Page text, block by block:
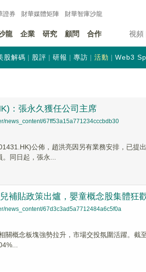
證券 財華媒體矩陣 財華智庫沙龍
龍 企業 研究 顧問 合作 視頻
股解碼 股評 研報 專訪 活動 Web3
：張永久獲任公司主席
news_content/67ff53a15a771234cccbdb30
公佈，趙洪亮因另有業務安排，已
同日起，張永...
補貼政策出爐，嬰童概念股集體狂
news_content/67d3c3ad5a7712484a6c5f0a
關概念板塊強勢拉升，市場交投氛圍活躍。